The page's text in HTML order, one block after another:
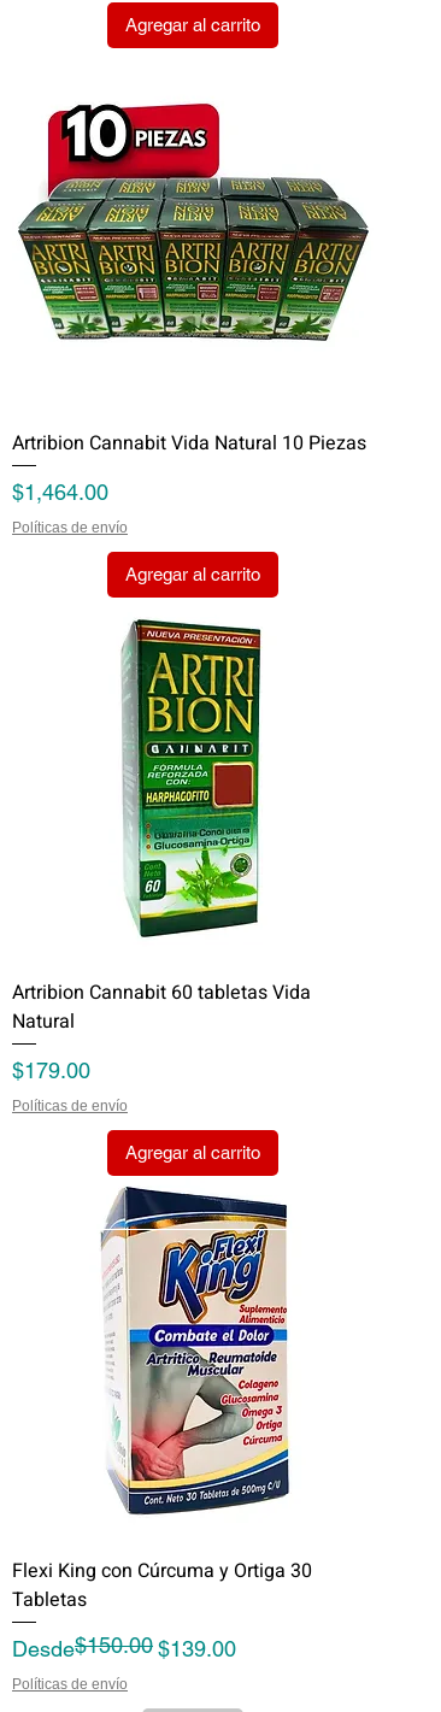
Agregar al carrito
Artribion Cannabit Vida Natural 10 Piezas
Precio
$1,464.00
Políticas de envío
Agregar al carrito
Artribion Cannabit 60 tabletas Vida
Natural
Precio
$179.00
Políticas de envío
Agregar al carrito
Flexi King con Cúrcuma y Ortiga 30
Tabletas
Desde
Precio$150.00$139.00
Precio de oferta
Políticas de envío